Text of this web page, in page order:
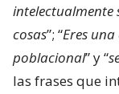
intelectualmente
cosas”; “Eres
poblacional” y “
las frases que